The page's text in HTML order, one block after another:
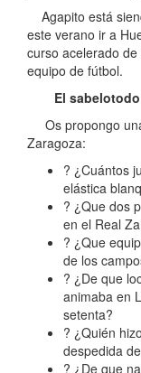
Agapito está
este verano ir a
curso acelerado
equipo de fútbol.
El sabelotodo
Os propongo
Zaragoza:
? ¿Cuántos
elástica
? ¿Que dos
en el Real
? ¿Que
de los
? ¿De que
animaba en
setenta?
? ¿Quién
despedida
? ¿De que